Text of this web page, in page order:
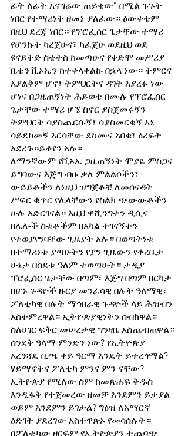
ፊት ለፊት አናግሬው ጠይቄው” በሚል ጉጉት
ነበር የተማሪነት ዘመኔ ያለፈው። ዕውቀቴም
በዚህ ደረጃ ነበር። የፕሮፌሰር ጌታቸው ተማሪ
የሆንኩት ካረጀሁና፣ ካፈጀሁ ወደዚህ ወደ
ዩናይትድ ስቴትስ ከመጣሁና የቀድሞ መሥሪያ
ቤቴን ቪኦኤን ከተቀላቀልኩ በኋላ ነው። ትምርና
አያልቅም ሆኖ፣ ትምህርትና ዳገት እያረፉ ነው
ሆነና በጋዜጠኝነት ሕይወቴ በሙሉ የፕሮፌሰር
ጌታቸው ተማሪ ሆኜ ስኖር ያስጀመሩኝን
ትምህርት ሳያስጨርሱኝ፣ ሳያስመርቁኝ እኔ
ሳይደክመኝ እርሳቸው ደከሙና አበቁ፣ ዕረፍት
አደረጉ።ይቆየን አሉ።
ለማንኛውም የቪኦኤ ጋዜጠኝነት ሞያዬ ምስጋና
ይግባውና እጅግ ብዙ ቃለ ምልልሶችን፣
ውይይቶችን ለነዚህ ዝግጀቶቼ ለመሰናዳት
ሥፍር ቁጥር የሌላቸውን የስልክ ጭውውቶችን
ሁሉ አድርገናል። እዚህ ዋሺንግተን ዲሲና
በሌሎች ስቴቶችም በአካል ተገናኝተን
የተወያየንባቸው ጊዜያት አሉ። በወጣትነቴ
በተማሪነቴ ያጣሁትን የያን ጊዜውን የቀረቤታ
ሁኔታ በስደቱ ዓለም ተወጣሁት። ታዲያ
ፕሮፌሰር ጌታቸው በጣም፣ እጅግ በጣም በርካታ
በሆኑ ጉዳዮች ዙርያ መንፈሳዊ በሉት ዓለማዊ፣
ፖለቲካዊ በሉት ማኅበራዊ ጉዳዮች ላይ ሕዝብን
አስተምረዋል። ኢትዮጵያዊነትን ሰብከዋል።
ስለሀገር ፍቅር መሠረታዊ ግንዛቤ አስጨብጠዋል።
ሰንደቅ ዓላማ ምንድን ነው? የኢትዮጵያ
አረንጓዴ ቢጫ ቀይ ዓርማ እንዴት ይተረጎማል?
ሃይማኖትና ፖለቲካ ምንና ምን ናቸው?
ኢትዮጵያ የሚለው ስም ከመጽሐፍ ቅዱስ
እንዲፋቅ የተጀመረው ዘመቻ እንደምን ይታያል
ወይም እንደምን ይገታል? ግዕዝ ለአማርኛ
ዕድገት ያደረገው አስተዋጽኦ የመሳሰሉት።